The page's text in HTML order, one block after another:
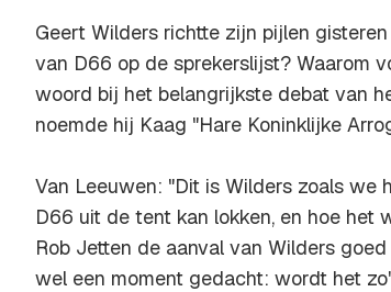
Geert Wilders richtte zijn pijlen
van D66 op de sprekerslijst? Waarom
woord bij het belangrijkste debat van
noemde hij Kaag "Hare Koninklijke
Van Leeuwen: "Dit is Wilders zoals we
D66 uit de tent kan lokken, en hoe het
Rob Jetten de aanval van Wilders
wel een moment gedacht: wordt het